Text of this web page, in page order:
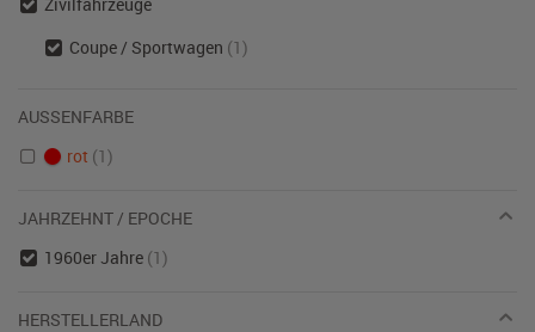
Coupe / Sportwagen (1)
AUSSENFARBE
rot (1)
JAHRZEHNT / EPOCHE
1960er Jahre (1)
HERSTELLERLAND